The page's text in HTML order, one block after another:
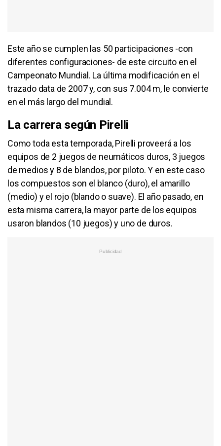
Este año se cumplen las 50 participaciones -con
diferentes configuraciones- de este circuito en el
Campeonato Mundial. La última modificación en el
trazado data de 2007 y, con sus 7.004 m, le convierte
en el más largo del mundial.
La carrera según Pirelli
Como toda esta temporada, Pirelli proveerá a los
equipos de 2 juegos de neumáticos duros, 3 juegos
de medios y 8 de blandos, por piloto. Y en este caso
los compuestos son el blanco (duro), el amarillo
(medio) y el rojo (blando o suave). El año pasado, en
esta misma carrera, la mayor parte de los equipos
usaron blandos (10 juegos) y uno de duros.